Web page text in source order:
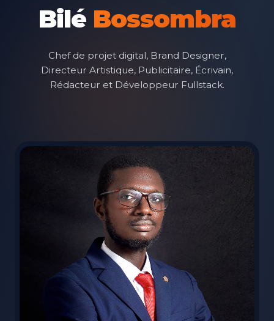
Bilé Bossombra
Chef de projet digital, Brand Designer,
Directeur Artistique, Publicitaire, Écrivain,
Rédacteur et Développeur Fullstack.